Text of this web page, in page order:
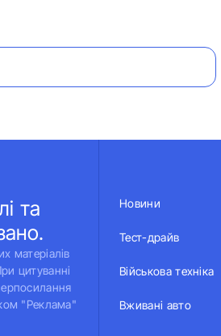
та
матеріалів
цитуванні
"Реклама"
Новини
Тест-драйв
Військова техніка
Вживані авто